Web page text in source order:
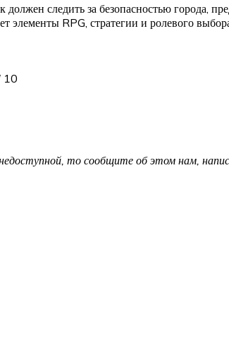
следить за безопасностью города,
элементы RPG, стратегии и ролевого
10
недоступной, то сообщите об этом нам,